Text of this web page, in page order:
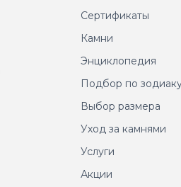
Сертификаты
Камни
Энциклопедия
Подбор по
Выбор размера
Уход за камнями
Услуги
Акции